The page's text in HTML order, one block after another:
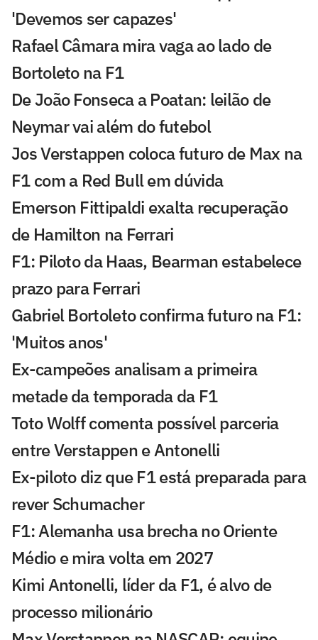
'Devemos ser capazes'
Rafael Câmara mira vaga ao lado de
Bortoleto na F1
De João Fonseca a Poatan: leilão de
Neymar vai além do futebol
Jos Verstappen coloca futuro de Max na
F1 com a Red Bull em dúvida
Emerson Fittipaldi exalta recuperação
de Hamilton na Ferrari
F1: Piloto da Haas, Bearman estabelece
prazo para Ferrari
Gabriel Bortoleto confirma futuro na F1:
'Muitos anos'
Ex-campeões analisam a primeira
metade da temporada da F1
Toto Wolff comenta possível parceria
entre Verstappen e Antonelli
Ex-piloto diz que F1 está preparada para
rever Schumacher
F1: Alemanha usa brecha no Oriente
Médio e mira volta em 2027
Kimi Antonelli, líder da F1, é alvo de
processo milionário